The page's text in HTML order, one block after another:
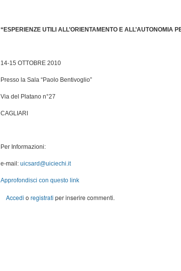
“ESPERIENZE UTILI ALL’ORIENTAMENTO E ALL’AUTONOMIA
14-15 OTTOBRE 2010
Presso la Sala “Paolo Bentivoglio”
Via del Platano n°27
CAGLIARI
Per Informazioni:
e-mail: uicsard@uiciechi.it
Approfondisci con questo link
Accedi o registrati per inserire commenti.